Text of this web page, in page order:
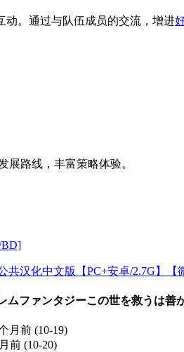
动。通过与队伍成员的交流，增进
展路线，丰富策略体验。
BD]
共汉化中文版【PC+安卓/2.7G】【
ファンタジーこの世を救うは善
月前 (10-19)
前 (10-20)